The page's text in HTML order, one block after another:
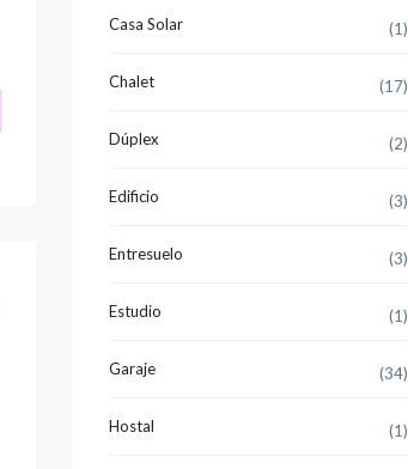
Casa Solar (1)
Chalet (17)
Dúplex (2)
Edificio (3)
Entresuelo (3)
Estudio (1)
Garaje (34)
Hostal (1)